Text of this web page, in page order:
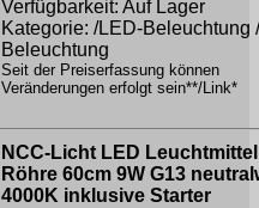
Verfügbarkeit: Auf Lager
Kategorie: /LED-Beleuchtung
Beleuchtung
Seit der Preiserfassung können
Veränderungen erfolgt sein**/Link*
NCC-Licht LED
Röhre 60cm 9W G13
4000K inklusive Starter